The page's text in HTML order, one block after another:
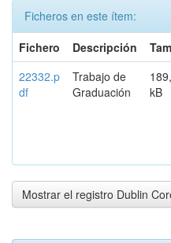
Ficheros en este ítem:
Fichero
Descripción
22332.p
df
Trabajo de
Graduación
kB
Mostrar el registro Dublin